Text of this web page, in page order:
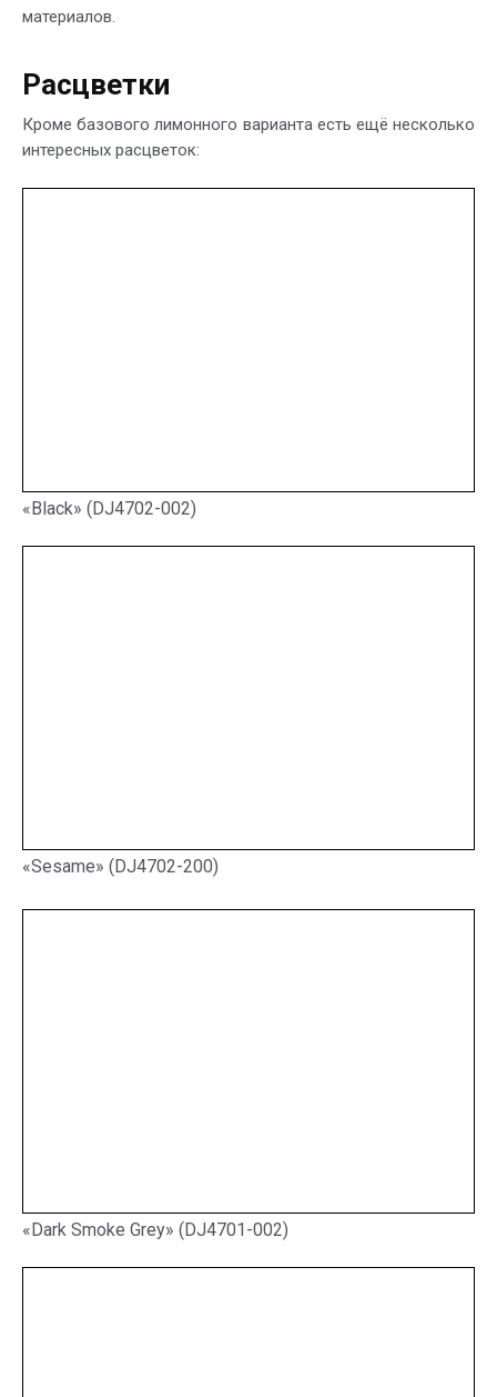
материалов.
Расцветки
Кроме базового лимонного варианта есть ещё несколько
интересных расцветок:
«Black» (DJ4702-002)
«Sesame» (DJ4702-200)
«Dark Smoke Grey» (DJ4701-002)